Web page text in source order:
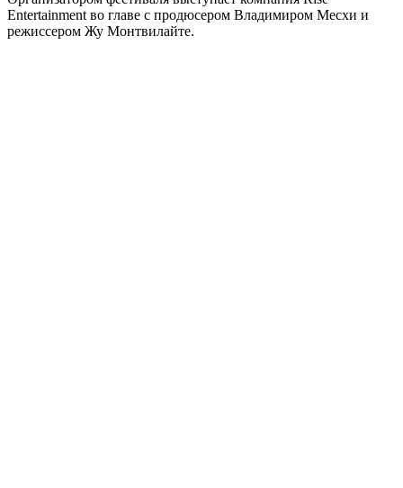
Entertainment во главе с продюсером Владимиром Месхи и
режиссером Жу Монтвилайте.